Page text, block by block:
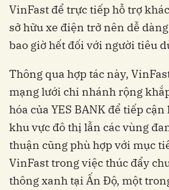
VinFast để trực tiếp hỗ trợ
sở hữu xe điện trở nên dễ
bao giờ hết đối với người tiêu
Thông qua hợp tác này,
mạng lưới chi nhánh rộng
hóa của YES BANK để tiếp
khu vực đô thị lẫn các vùng
thuận cũng phù hợp với mục
VinFast trong việc thúc đẩy
thông xanh tại Ấn Độ, một